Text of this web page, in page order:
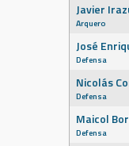
Javier
Arquero
José
Defensa
Nicolás
Defensa
Maicol
Defensa